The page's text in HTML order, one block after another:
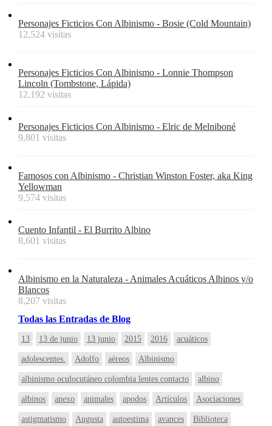
Personajes Ficticios Con Albinismo - Bosie (Cold Mountain)
12,524 visitas
Personajes Ficticios Con Albinismo - Lonnie Thompson
Lincoln (Tombstone, Lápida)
12,192 visitas
Personajes Ficticios Con Albinismo - Elric de Melniboné
9,801 visitas
Famosos con Albinismo - Christian Winston Foster, aka King
Yellowman
9,574 visitas
Cuento Infantil - El Burrito Albino
8,601 visitas
Albinismo en la Naturaleza - Animales Acuáticos Albinos y/o
Blancos
8,207 visitas
Todas las Entradas de Blog
13 13 de junio 13 junio 2015 2016 acuáticos
adolescentes. Adolfo aéreos Albinismo
albinismo oculocutáneo colombia lentes contacto albino
albinos anexo animales apodos Artículos Asociaciones
astigmatismo Augusta autoestima avances Biblioteca